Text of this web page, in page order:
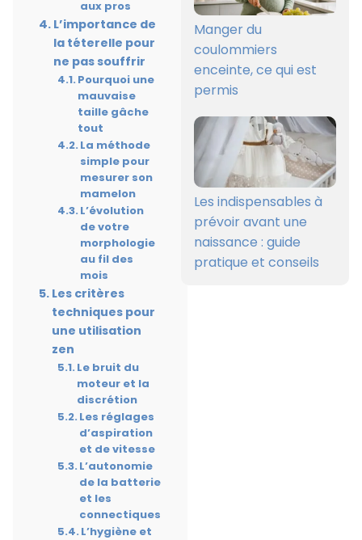
aux pros
L’importance de
la téterelle pour
ne pas souffrir
Pourquoi une
mauvaise
taille gâche
tout
La méthode
simple pour
mesurer son
mamelon
L’évolution
de votre
morphologie
au fil des
mois
Les critères
techniques pour
une utilisation
zen
Le bruit du
moteur et la
discrétion
Les réglages
d’aspiration
et de vitesse
L’autonomie
de la batterie
et les
connectiques
L’hygiène et
Manger du
coulommiers
enceinte, ce qui est
permis
Les indispensables à
prévoir avant une
naissance : guide
pratique et conseils